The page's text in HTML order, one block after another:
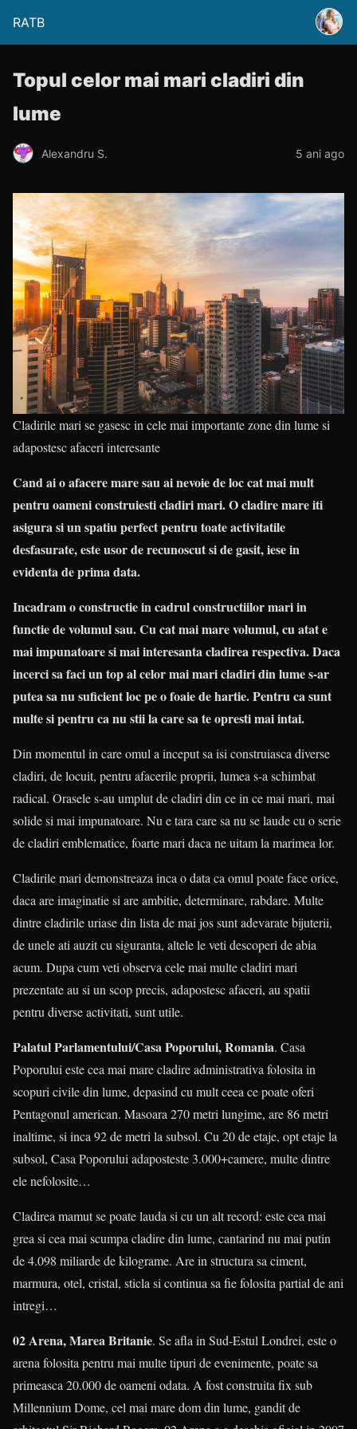
RATB
Topul celor mai mari cladiri din
lume
Alexandru S. 5 ani ago
Cladirile mari se gasesc in cele mai importante zone din lume si
adapostesc afaceri interesante
Cand ai o afacere mare sau ai nevoie de loc cat mai mult
pentru oameni construiesti cladiri mari. O cladire mare iti
asigura si un spatiu perfect pentru toate activitatile
desfasurate, este usor de recunoscut si de gasit, iese in
evidenta de prima data.
Incadram o constructie in cadrul constructiilor mari in
functie de volumul sau. Cu cat mai mare volumul, cu atat e
mai impunatoare si mai interesanta cladirea respectiva. Daca
incerci sa faci un top al celor mai mari cladiri din lume s-ar
putea sa nu suficient loc pe o foaie de hartie. Pentru ca sunt
multe si pentru ca nu stii la care sa te opresti mai intai.
Din momentul in care omul a inceput sa isi construiasca diverse
cladiri, de locuit, pentru afacerile proprii, lumea s-a schimbat
radical. Orasele s-au umplut de cladiri din ce in ce mai mari, mai
solide si mai impunatoare. Nu e tara care sa nu se laude cu o serie
de cladiri emblematice, foarte mari daca ne uitam la marimea lor.
Cladirile mari demonstreaza inca o data ca omul poate face orice,
daca are imaginatie si are ambitie, determinare, rabdare. Multe
dintre cladirile uriase din lista de mai jos sunt adevarate bijuterii,
de unele ati auzit cu siguranta, altele le veti descoperi de abia
acum. Dupa cum veti observa cele mai multe cladiri mari
prezentate au si un scop precis, adapostesc afaceri, au spatii
pentru diverse activitati, sunt utile.
Palatul Parlamentului/Casa Poporului, Romania. Casa
Poporului este cea mai mare cladire administrativa folosita in
scopuri civile din lume, depasind cu mult ceea ce poate oferi
Pentagonul american. Masoara 270 metri lungime, are 86 metri
inaltime, si inca 92 de metri la subsol. Cu 20 de etaje, opt etaje la
subsol, Casa Poporului adaposteste 3.000+camere, multe dintre
ele nefolosite…
Cladirea mamut se poate lauda si cu un alt record: este cea mai
grea si cea mai scumpa cladire din lume, cantarind nu mai putin
de 4.098 miliarde de kilograme. Are in structura sa ciment,
marmura, otel, cristal, sticla si continua sa fie folosita partial de ani
intregi…
02 Arena, Marea Britanie. Se afla in Sud-Estul Londrei, este o
arena folosita pentru mai multe tipuri de evenimente, poate sa
primeasca 20.000 de oameni odata. A fost construita fix sub
Millennium Dome, cel mai mare dom din lume, gandit de